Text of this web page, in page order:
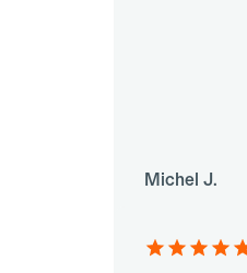
Michel J.